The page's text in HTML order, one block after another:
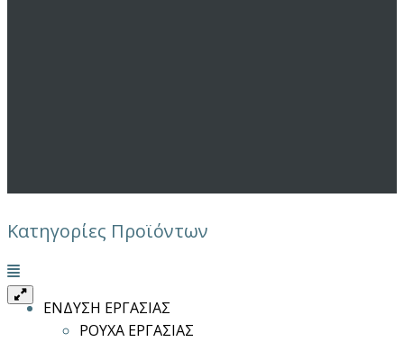
Κατηγορίες Προϊόντων
Μενού
ΕΝΔΥΣΗ ΕΡΓΑΣΙΑΣ
ΡΟΥΧΑ ΕΡΓΑΣΙΑΣ